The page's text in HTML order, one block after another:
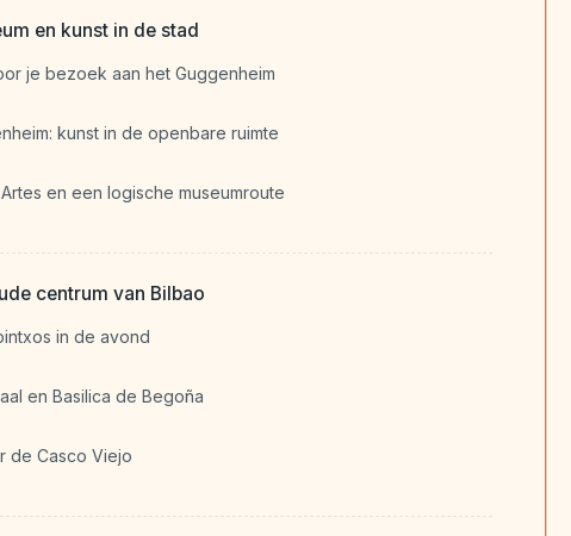
en kunst in de stad
je bezoek aan het Guggenheim
kunst in de openbare ruimte
en een logische museumroute
centrum van Bilbao
in de avond
en Basilica de Begoña
de Casco Viejo